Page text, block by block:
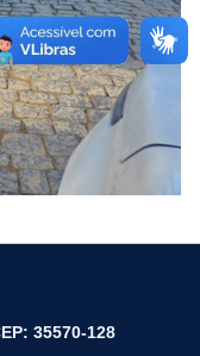
35570-128